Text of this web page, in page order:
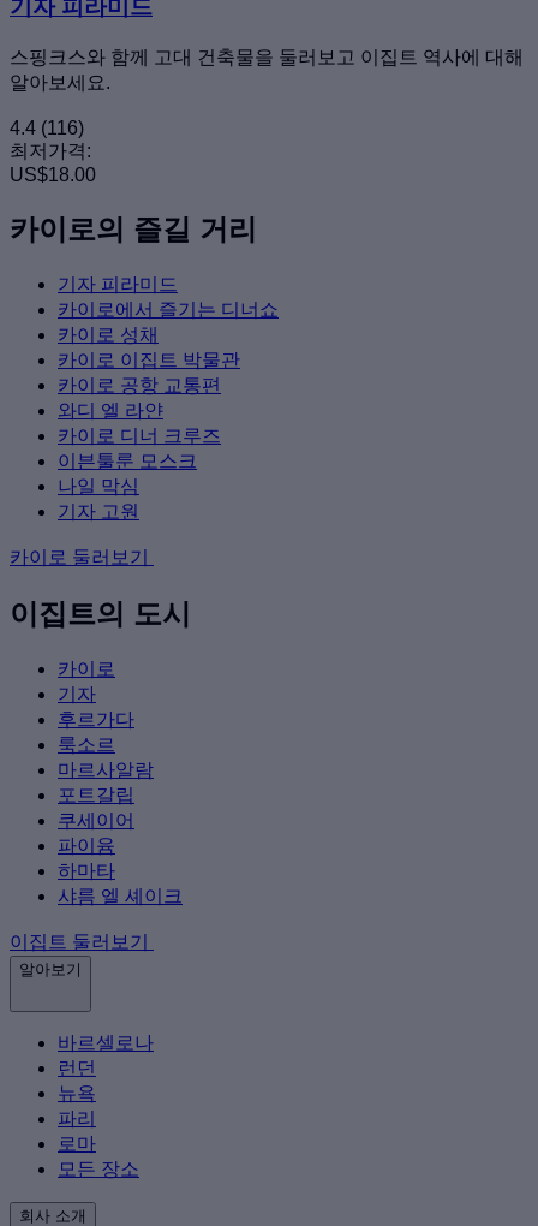
기자 피라미드
스핑크스와 함께 고대 건축물을 둘러보고 이집트 역사에 대해
알아보세요.
4.4 (116)
최저가격:
US$18.00
카이로의 즐길 거리
기자 피라미드
카이로에서 즐기는 디너쇼
카이로 성채
카이로 이집트 박물관
카이로 공항 교통편
와디 엘 라얀
카이로 디너 크루즈
이븐툴룬 모스크
나일 막심
기자 고원
카이로 둘러보기
이집트의 도시
카이로
기자
후르가다
룩소르
마르사알람
포트갈립
쿠세이어
파이윰
하마타
샤름 엘 셰이크
이집트 둘러보기
알아보기
바르셀로나
런던
뉴욕
파리
로마
모든 장소
회사 소개